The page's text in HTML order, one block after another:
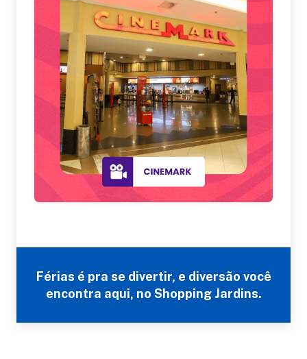
Férias é pra se divertir, e diversão você
encontra aqui, no Shopping Jardins.